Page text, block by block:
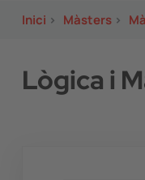
Inici > Màsters >
Lògica i